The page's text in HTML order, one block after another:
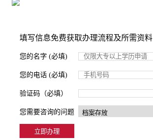
填写信息免费获取办理流程及所需资料
您的名字 (必填)
您的电话 (必填)
验证码（必填）
您需要咨询的问题